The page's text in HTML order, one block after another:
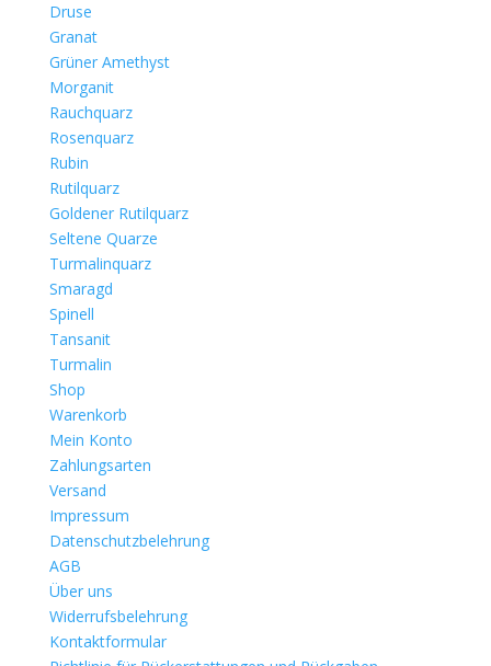
Druse
Granat
Grüner Amethyst
Morganit
Rauchquarz
Rosenquarz
Rubin
Rutilquarz
Goldener Rutilquarz
Seltene Quarze
Turmalinquarz
Smaragd
Spinell
Tansanit
Turmalin
Shop
Warenkorb
Mein Konto
Zahlungsarten
Versand
Impressum
Datenschutzbelehrung
AGB
Über uns
Widerrufsbelehrung
Kontaktformular